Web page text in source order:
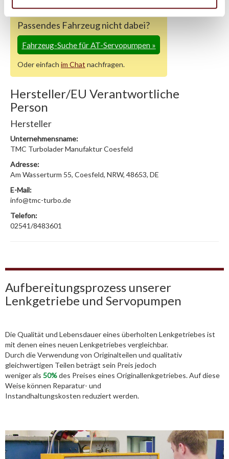
Passendes Fahrzeug nicht dabei?
Fahrzeug-Suche für AT-Servopumpen»
Oder einfach im Chat nachfragen.
Hersteller/EU Verantwortliche
Person
Hersteller
Unternehmensname:
TMC Turbolader Manufaktur Coesfeld
Adresse:
Am Wasserturm 55, Coesfeld, NRW, 48653, DE
E-Mail:
info@tmc-turbo.de
Telefon:
02541/8483601
Aufbereitungsprozess unserer
Lenkgetriebe und Servopumpen
Die Qualität und Lebensdauer eines überholten Lenkgetriebes ist
mit denen eines neuen Lenkgetriebes vergleichbar.
Durch die Verwendung von Originalteilen und qualitativ
gleichwertigen Teilen beträgt sein Preis jedoch
weniger als 50%des Preises eines Originallenkgetriebes. Auf diese
Weise können Reparatur- und
Instandhaltungskosten reduziert werden.